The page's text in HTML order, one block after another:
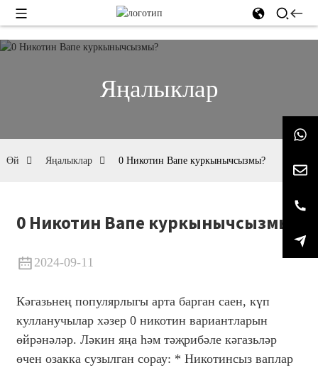
Яңалыклар
Өй Яңалыклар 0 Никотин Вапе куркынычсызмы?
0 Никотин Вапе куркынычсызмы?
2024-09-11
Кәгазьнең популярлыгы арта барган саен, күп
кулланучылар хәзер 0 никотин вариантларын
өйрәнәләр. Ләкин яңа һәм тәҗрибәле кәгазьләр
өчен озакка сузылган сорау: * Никотинсыз ваплар